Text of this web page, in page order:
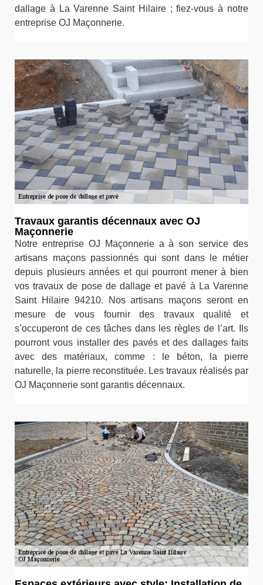
dallage à La Varenne Saint Hilaire ; fiez-vous à notre
entreprise OJ Maçonnerie.
Travaux garantis décennaux avec OJ
Maçonnerie
Notre entreprise OJ Maçonnerie a à son service des
artisans maçons passionnés qui sont dans le métier
depuis plusieurs années et qui pourront mener à bien
vos travaux de pose de dallage et pavé à La Varenne
Saint Hilaire 94210. Nos artisans maçons seront en
mesure de vous fournir des travaux qualité et
s’occuperont de ces tâches dans les règles de l’art. Ils
pourront vous installer des pavés et des dallages faits
avec des matériaux, comme : le béton, la pierre
naturelle, la pierre reconstituée. Les travaux réalisés par
OJ Maçonnerie sont garantis décennaux.